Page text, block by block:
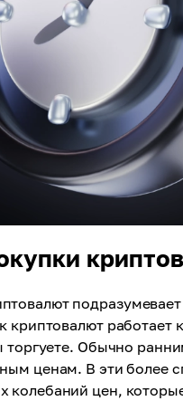
криптовалют
торгуете. Обычно
ценам. В эти более
колебаний цен,